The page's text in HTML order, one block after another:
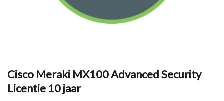
Cisco Meraki MX100 Advanced Security
Licentie 10 jaar